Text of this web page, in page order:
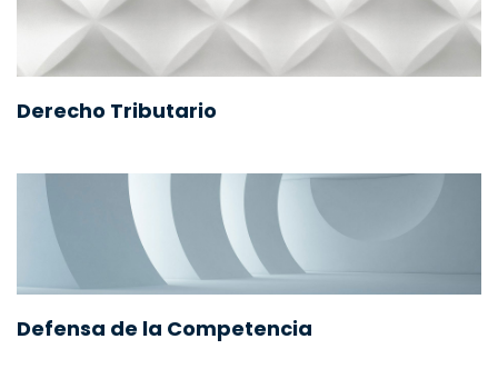
Derecho Tributario
Defensa de la Competencia